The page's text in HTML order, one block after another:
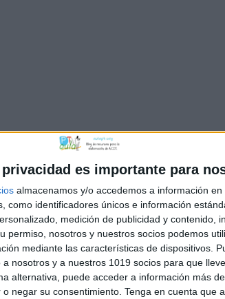
privacidad es importante para
almacenamos y/o accedemos a información
como identificadores únicos e información
medición de publicidad y contenido,
permiso, nosotros y nuestros socios podemos
mediante las características de dispositivos.
nosotros y a nuestros 1019 socios para que
alternativa, puede acceder a información más
negar su consentimiento. Tenga en cuenta que